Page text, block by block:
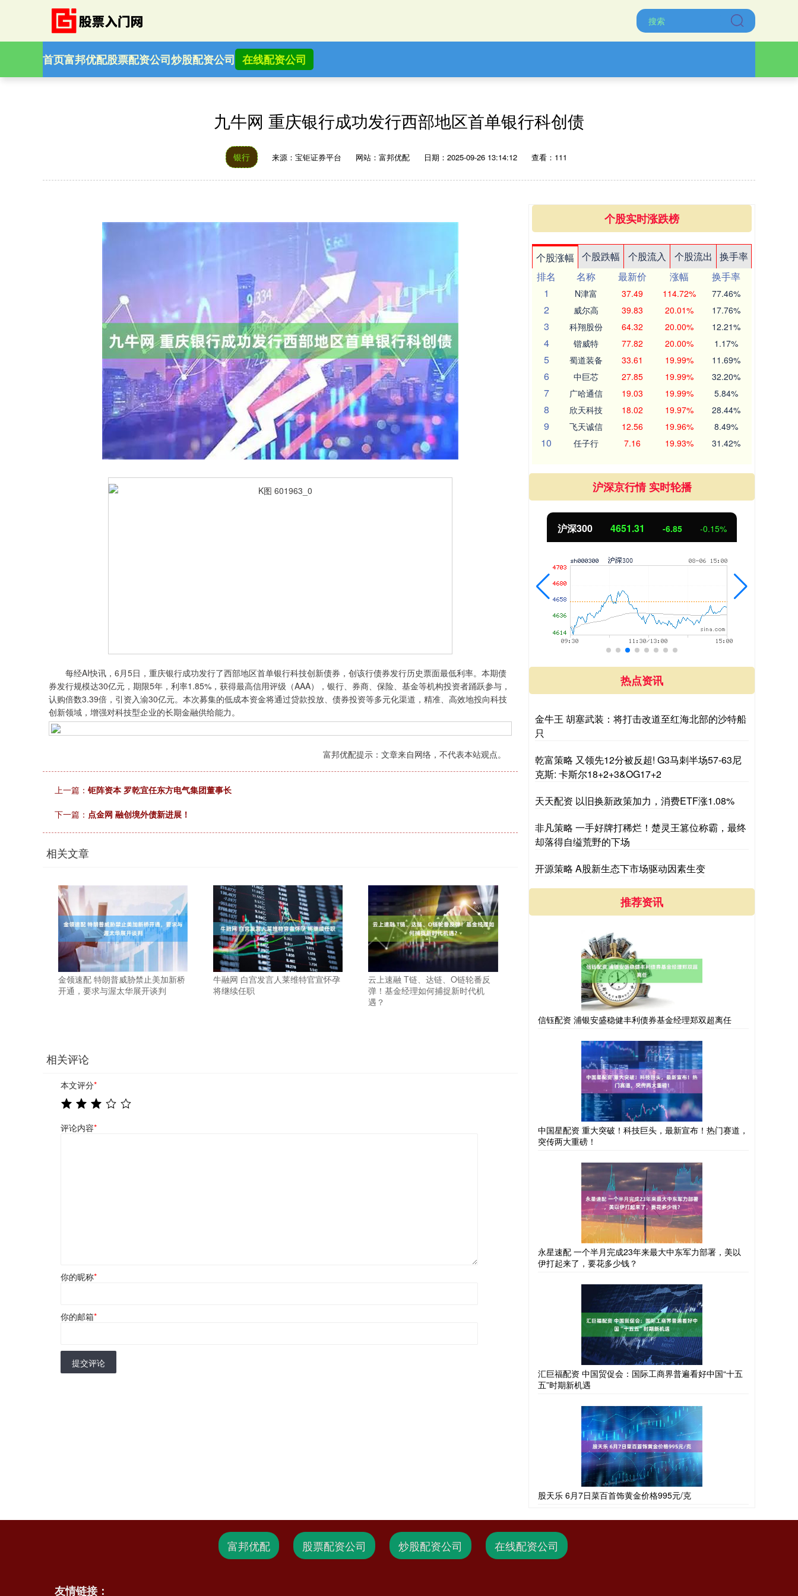
首页富邦优配股票配资公司炒股配资公司 在线配资公司
九牛网 重庆银行成功发行西部地区首单银行科创债
银行 来源：宝钜证券平台 网站：富邦优配 日期：2025-09-26 13:14:12 查看：111
每经AI快讯，6月5日，重庆银行成功发行了西部地区首单银行科技创新债券，创该行债券发行历史票面最低利率。本期债
券发行规模达30亿元，期限5年，利率1.85%，获得最高信用评级（AAA），银行、券商、保险、基金等机构投资者踊跃参与，
认购倍数3.39倍，引资入渝30亿元。本次募集的低成本资金将通过贷款投放、债券投资等多元化渠道，精准、高效地投向科技
创新领域，增强对科技型企业的长期金融供给能力。
富邦优配提示：文章来自网络，不代表本站观点。
上一篇： 钜阵资本 罗乾宜任东方电气集团董事长
下一篇： 点金网 融创境外债新进展！
相关文章
金领速配 特朗普威胁禁止美加新桥
开通，要求与渥太华展开谈判
牛融网 白宫发言人莱维特官宣怀孕
将继续任职
云上速融 T链、达链、O链轮番反
弹！基金经理如何捕捉新时代机
遇？
相关评论
本文评分*
评论内容*
你的昵称*
你的邮箱*
提交评论
个股实时涨跌榜
个股涨幅 个股跌幅 个股流入 个股流出
换手率
排名
名称 最新价 涨幅
换手率
1
N津富 37.49 114.72% 77.46%
2 威尔高 39.83 20.01% 17.76%
3 科翔股份 64.32 20.00% 12.21%
4 锴威特 77.82 20.00% 1.17%
5 蜀道装备 33.61 19.99% 11.69%
6 中巨芯 27.85 19.99% 32.20%
7 广哈通信 19.03 19.99% 5.84%
8 欣天科技 18.02 19.97% 28.44%
9 飞天诚信 12.56 19.96% 8.49%
10 任子行 7.16 19.93% 31.42%
沪深京行情 实时轮播
沪深300 4651.31 -6.85 -0.15%
热点资讯
金牛王 胡塞武装：将打击改道至红海北部的沙特船
只
乾富策略 又领先12分被反超! G3马刺半场57-63尼
克斯: 卡斯尔18+2+3&OG17+2
天天配资 以旧换新政策加力，消费ETF涨1.08%
非凡策略 一手好牌打稀烂！楚灵王篡位称霸，最终
却落得自缢荒野的下场
开源策略 A股新生态下市场驱动因素生变
推荐资讯
信钰配资 浦银安盛稳健丰利债券基金经理郑双超离任
中国星配资 重大突破！科技巨头，最新宣布！热门赛道，
突传两大重磅！
永星速配 一个半月完成23年来最大中东军力部署，美以
伊打起来了，要花多少钱？
汇巨福配资 中国贸促会：国际工商界普遍看好中国“十五
五”时期新机遇
股天乐 6月7日菜百首饰黄金价格995元/克
富邦优配 股票配资公司 炒股配资公司 在线配资公司
友情链接：